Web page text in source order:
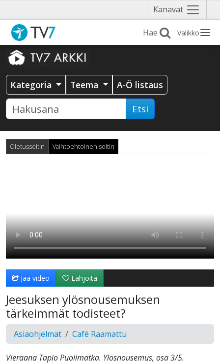
Kanavat Näytä
valikko
Valikko
Kategoria Teema A-Ö listaus
Etsi
Oletussoitin Vaihtoehtoinen soitin
Jaa video Lahjoita
Jeesuksen ylösnousemuksen
tärkeimmät todisteet?
Asiaohjelmat Café Raamattu
Vieraana Tapio Puolimatka. Ylösnousemus, osa 3/5.